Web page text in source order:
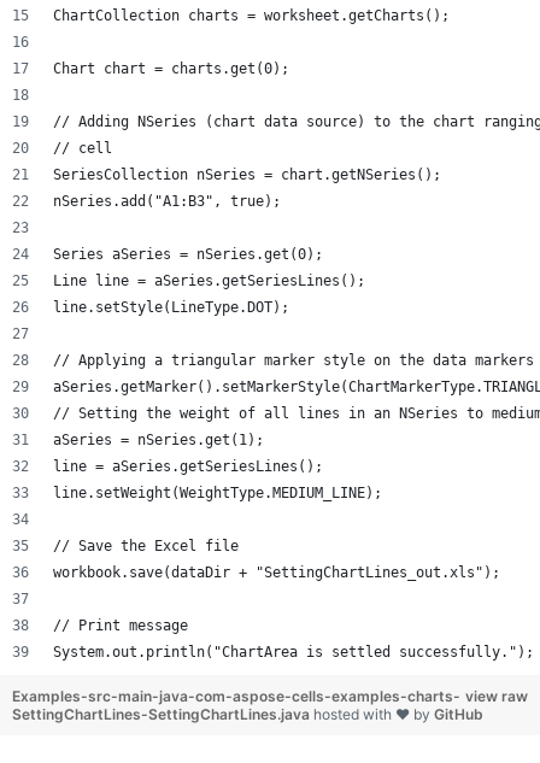
ChartCollection charts = worksheet.getCharts();
Chart chart = charts.get(0);
// Adding NSeries (chart data source) to the chart
// cell
SeriesCollection nSeries = chart.getNSeries();
nSeries.add("A1:B3", true);
Series aSeries = nSeries.get(0);
Line line = aSeries.getSeriesLines();
line.setStyle(LineType.DOT);
// Applying a triangular marker style on the data markers
// Setting the weight of all lines in an NSeries to
aSeries = nSeries.get(1);
line = aSeries.getSeriesLines();
line.setWeight(WeightType.MEDIUM_LINE);
// Save the Excel file
workbook.save(dataDir + "SettingChartLines_out.xls");
// Print message
System.out.println("ChartArea is settled successfully.");
view raw
Examples-src-main-java-com-aspose-cells-examples-charts-
SettingChartLines-SettingChartLines.java hosted with ❤ by GitHub